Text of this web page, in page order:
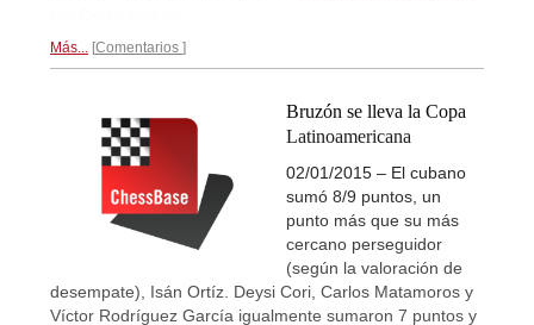
Más... Comentarios
Bruzón se lleva la Copa
Latinoamericana
02/01/2015 – El cubano
sumó 8/9 puntos, un
punto más que su más
cercano perseguidor
(según la valoración de
desempate), Isán Ortíz. Deysi Cori, Carlos Matamoros y
Víctor Rodríguez García igualmente sumaron 7 puntos y